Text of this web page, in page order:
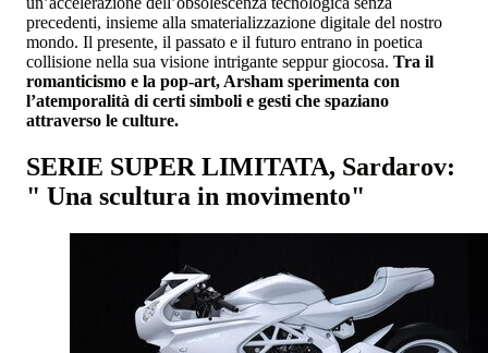
precedenti, insieme alla smaterializzazione digitale del nostro
mondo. Il presente, il passato e il futuro entrano in poetica
collisione nella sua visione intrigante seppur giocosa. Tra il
romanticismo e la pop-art, Arsham sperimenta con
l’atemporalità di certi simboli e gesti che spaziano
attraverso le culture.
SERIE SUPER LIMITATA, Sardarov:
" Una scultura in movimento"